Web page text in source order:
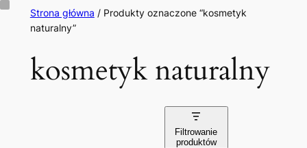
PrzejdźStrona główna / Produkty oznaczone “kosmetyk
naturalny”
kosmetyk naturalny
Filtrowanie
produktów